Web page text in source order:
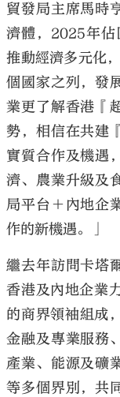
貿發局主席馬時
濟體，2025年佔
推動經濟多元化
個國家之列，發
業更了解香港『
勢，相信在共建
實質合作及機遇
濟、農業升級及
局平台＋內地企
作的新機遇。」
繼去年訪問卡塔
香港及內地企業
的商界領袖組成
金融及專業服務
產業、能源及礦
等多個界別，共